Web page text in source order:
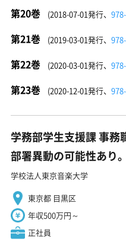
第20巻 (2018-07-01発行、
第21巻 (2019-03-01発行、
第22巻 (2020-03-01発行、
第23巻 (2020-12-01発行、
学務部学生支援課 事務
部署異動の可能性あり
学校法人東京音楽大学
東京都 目黒区
年収500万円～
正社員